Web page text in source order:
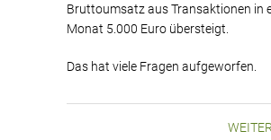
Bruttoumsatz aus Transaktionen in
Monat 5.000 Euro übersteigt.
Das hat viele Fragen aufgeworfen.